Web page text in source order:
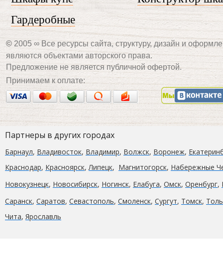
Партнеры в других городах
© 2005 ∞ Все ресурсы сайта, структуру, дизайн и
являются объектами авторского права.
Гардеробные
Принимаем к оплате:
Предложение не является публичной офертой.
Барнаул, Владивосток, Владимир, Волжск, Воронеж,
Краcнодар, Красноярск,Липецк, Магнитогорск, Набережные
Новокузнецк, Новосибирск, Ногинск, Елабуга, Омск, Оренбург,
Саранск, Саратов, Севастополь, Смоленск, Сургут, Томск,
Чита, Ярославль